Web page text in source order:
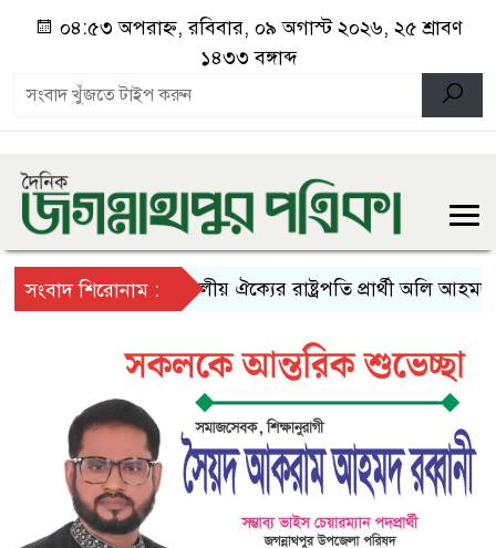
০৪:৫৩ অপরাহ্ন, রবিবার, ০৯ অগাস্ট ২০২৬, ২৫ শ্রাবণ
১৪৩৩ বঙ্গাব্দ
সংবাদ শিরোনাম :১১ দলীয় ঐক্যের রাষ্ট্রপতি প্রার্থী অলি আহমদ